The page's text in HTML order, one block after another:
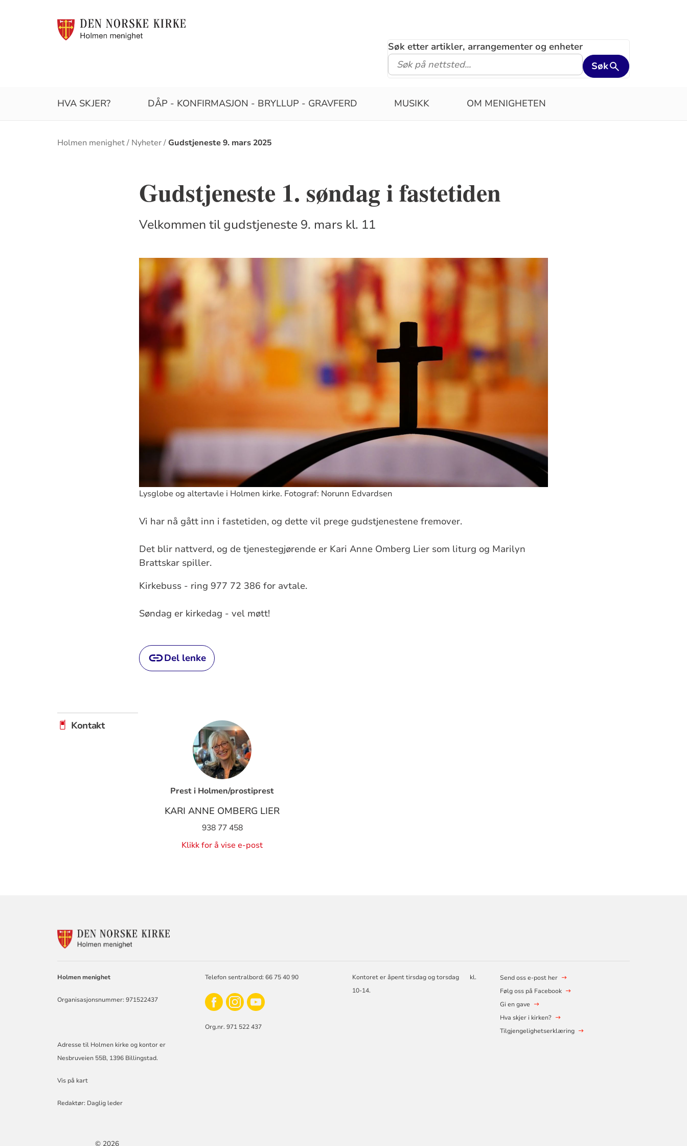
Søk etter artikler, arrangementer og enheter
Søk
HVA SKJER? DÅP - KONFIRMASJON - BRYLLUP - GRAVFERD MUSIKK OM MENIGHETEN
Brødsmulesti
Holmen menighet Nyheter Gudstjeneste 9. mars 2025
Gudstjeneste 1. søndag i fastetiden
Velkommen til gudstjeneste 9. mars kl. 11
Lysglobe og altertavle i Holmen kirke. Fotograf: Norunn Edvardsen
Vi har nå gått inn i fastetiden, og dette vil prege gudstjenestene fremover.
Det blir nattverd, og de tjenestegjørende er Kari Anne Omberg Lier som liturg og Marilyn
Brattskar spiller.
Kirkebuss - ring 977 72 386 for avtale.
Søndag er kirkedag - vel møtt!
Del lenke
Kontakt
Prest i Holmen/prostiprest
KARI ANNE OMBERG LIER
938 77 458
Klikk for å vise e-post
KONTAKTINFORMASJON
Holmen menighet
Organisasjonsnummer: 971522437
Adresse til Holmen kirke og kontor er
Nesbruveien 55B, 1396 Billingstad.
Vis på kart
Redaktør: Daglig leder
Telefon sentralbord: 66 75 40 90
Org.nr. 971 522 437
Kontoret er åpent tirsdag og torsdag kl.
10-14.
Send oss e-post her
Følg oss på Facebook
Gi en gave
Hva skjer i kirken?
Tilgjengelighetserklæring
© 2026